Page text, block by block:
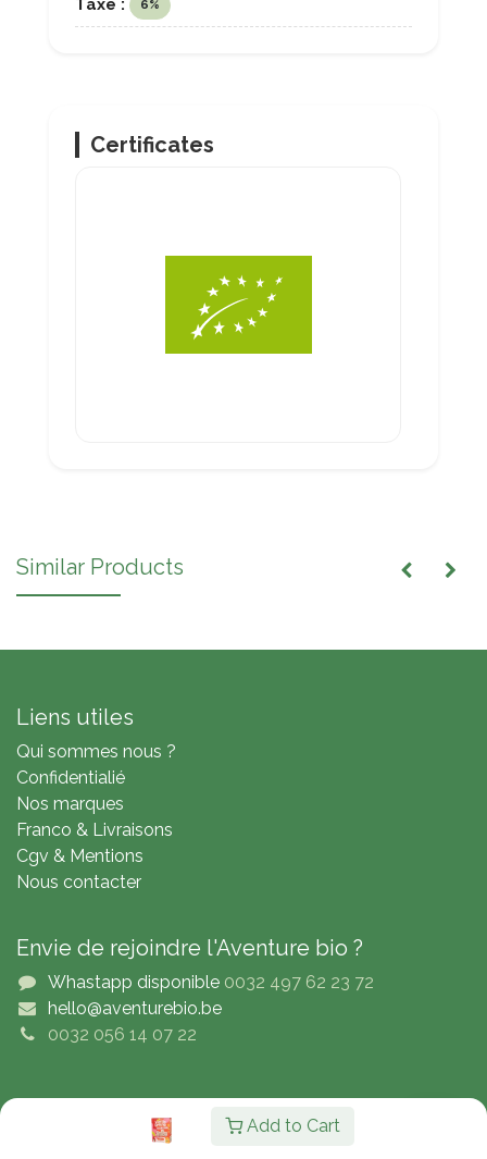
Add to Cart
6%
Certificates
Similar Products
Liens utiles
Qui sommes nous ?
Confidentialié
Nos marques
Franco & Livraisons
Cgv & Mentions
Nous contacter
Envie de rejoindre l'Aventure bio ?
Whastapp disponible0032 497 62 23 72
hello@aventurebio.be
0032 056 14 07 22
Copyright © Adventure4Bio